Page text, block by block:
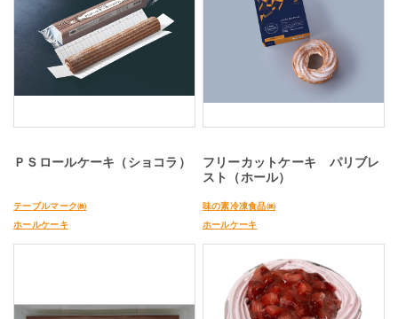
ＰＳロールケーキ（ショコラ）
テーブルマーク㈱
ホールケーキ
フリーカットケーキ パリブレ
スト（ホール）
味の素冷凍食品㈱
ホールケーキ